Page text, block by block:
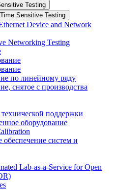
Testing
Sensitive Testing
Device and Network
Networking Testing
по линейному ряду
снятое с производства
поддержки
оборудование
обеспечение систем и
Lab-as-a-Service for Open